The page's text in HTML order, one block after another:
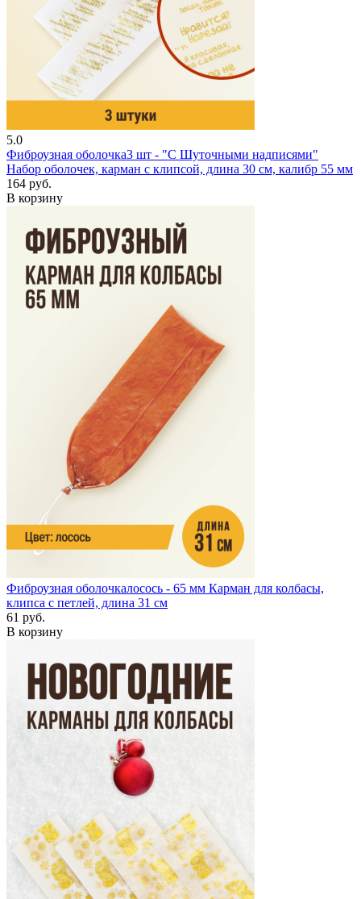
5.0
Фиброузная оболочка3 шт - "С Шуточными надписями"
Набор оболочек, карман с клипсой, длина 30 см, калибр 55 мм
164 руб.
В корзину
Фиброузная оболочкалосось - 65 мм Карман для колбасы,
клипса с петлей, длина 31 см
61 руб.
В корзину